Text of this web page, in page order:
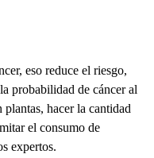
eso reduce el riesgo,
probabilidad de cáncer al
hacer la cantidad
el consumo de
expertos.